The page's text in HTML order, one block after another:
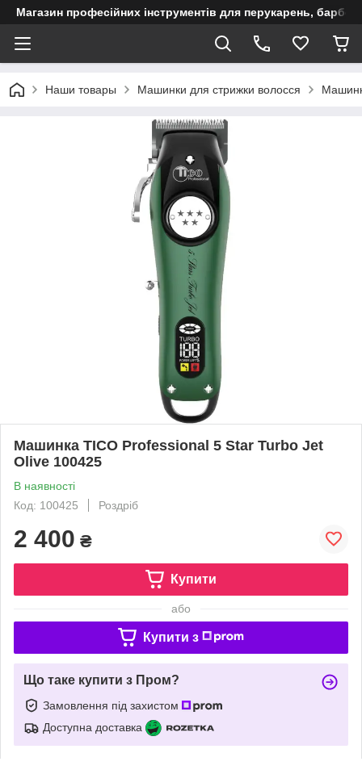
Магазин професійних інструментів для перукарень,
Наши товары Машинки для стрижки волосся
Машинка TICO Professional 5 Star Turbo Jet
Olive 100425
В наявності
Код: 100425
Роздріб
2 400 ₴
Купити
або
Купити з
Що таке купити з Пром?
Замовлення під захистом
Доступна доставка